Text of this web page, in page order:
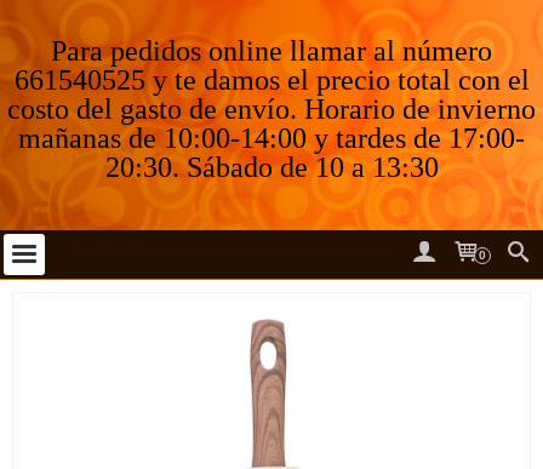
Para pedidos online llamar al número
661540525 y te damos el precio total con el
costo del gasto de envío. Horario de invierno
mañanas de 10:00-14:00 y tardes de 17:00-
20:30. Sábado de 10 a 13:30
0